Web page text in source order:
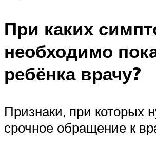
При каких
необходимо
ребёнка врачу?
Признаки, при которых
срочное обращение к